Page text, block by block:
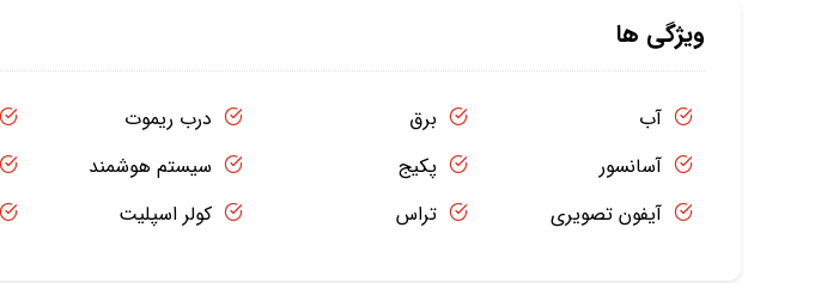
ویژگی ها
آب
آسانسور
آیفون تصویری
برق
پکیج
تراس
درب ریموت
سیستم هوشمند
کولر اسپلیت